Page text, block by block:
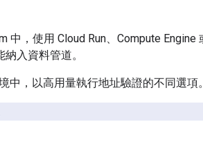
中，使用 Cloud Run、Compute Engine
入資料管道。
中，以高用量執行地址驗證的不同選項。